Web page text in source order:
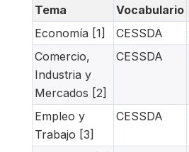
Tema
Vocabulario
Economía [1]
CESSDA
Comercio,
Industria y
Mercados [2]
CESSDA
Empleo y
Trabajo [3]
CESSDA